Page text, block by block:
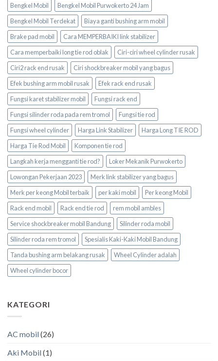
Bengkel Mobil
Bengkel Mobil Purwokerto 24 Jam
Bengkel Mobil Terdekat
Biaya ganti bushing arm mobil
Brake pad mobil
Cara MEMPERBAIKI link stabilizer
Cara memperbaiki long tie rod oblak
Ciri-ciri wheel cylinder rusak
Ciri2 rack end rusak
Ciri shockbreaker mobil yang bagus
Efek bushing arm mobil rusak
Efek rack end rusak
Fungsi karet stabilizer mobil
Fungsi rack end
Fungsi silinder roda pada rem tromol
Fungsi tie rod
Fungsi wheel cylinder
Harga Link Stabilizer
Harga Long TIE ROD
Harga Tie Rod Mobil
Komponen tie rod
Langkah kerja mengganti tie rod?
Loker Mekanik Purwokerto
Lowongan Pekerjaan 2023
Merk link stabilizer yang bagus
Merk per keong Mobil terbaik
per kaki mobil
Per keong Mobil
Rack end mobil
Rack end tie rod
rem mobil ambles
Service shockbreaker mobil Bandung
Silinder roda mobil
Silinder roda rem tromol
Spesialis Kaki-Kaki Mobil Bandung
Tanda bushing arm belakang rusak
Wheel Cylinder adalah
Wheel cylinder bocor
KATEGORI
AC mobil(26)
Aki Mobil(1)